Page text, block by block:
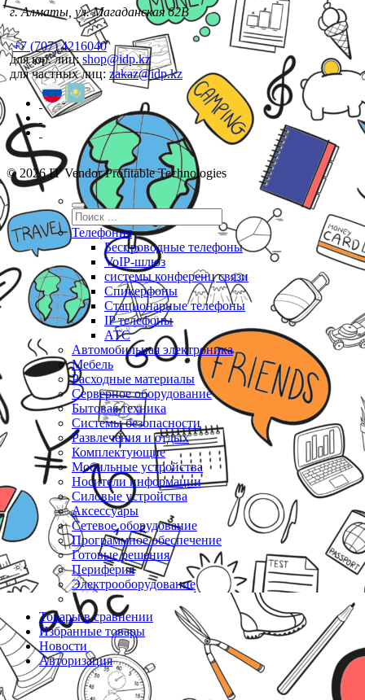
г. Алматы, ул. Магаданская 62В
+7 (707) 4216040
для юр. лиц:shop@idp.kz
для частных лиц: zakaz@idp.kz
© 2026 IT Vendor Profitable Technologies
Телефония
Беспроводные телефоны
VoIP-шлюз
системы конференц связи
Спикерфоны
Стационарные телефоны
IP телефоны
АТС
Автомобильная электроника
Мебель
Расходные материалы
Серверное оборудование
Бытовая техника
Системы безопасности
Развлечения и отдых
Комплектующие
Мобильные устройства
Носители информации
Силовые устройства
Аксессуары
Сетевое оборудование
Программное обеспечение
Готовые решения
Периферия
Электрооборудование
Товары в сравнении
Избранные товары
Новости
Авторизация